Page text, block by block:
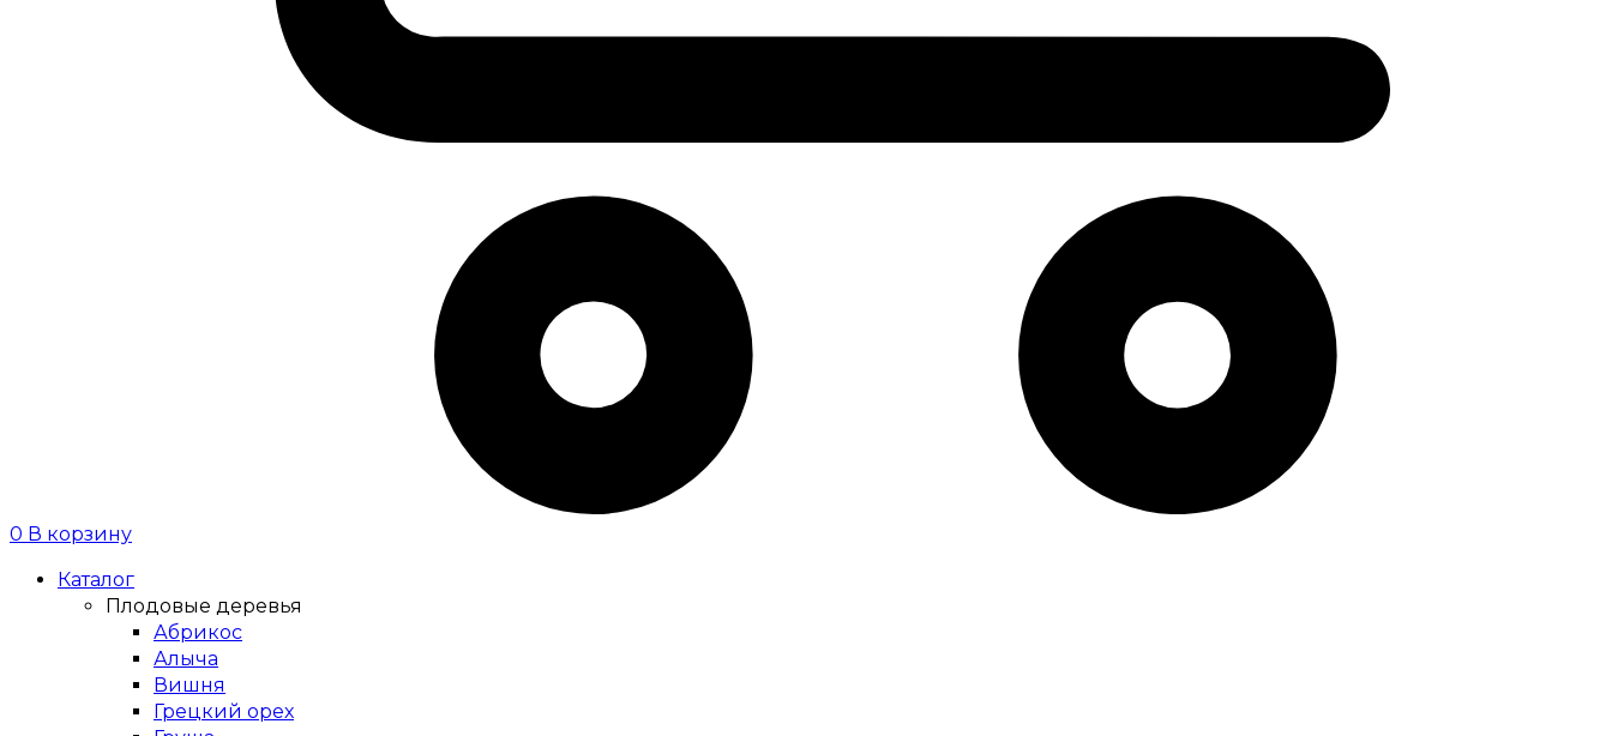
0 В корзину
Каталог
Плодовые деревья
Абрикос
Алыча
Вишня
Грецкий орех